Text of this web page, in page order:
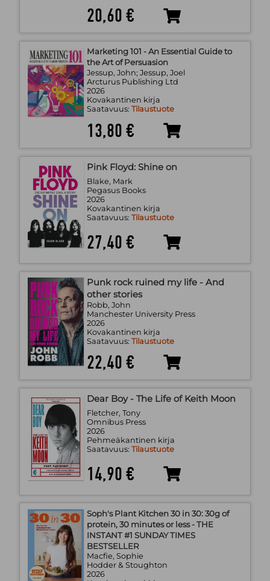
20,60 €
Marketing 101 - An Essential Guide to
the Art of Persuasion
Jessup, John; Jessup, Joel
Arcturus Publishing Ltd
2026
Kovakantinen kirja
Saatavuus: Tilaustuote
13,80 €
Pink Floyd: Shine on
Blake, Mark
Pegasus Books
2026
Kovakantinen kirja
Saatavuus: Tilaustuote
27,40 €
Punk rock ruined my life - And
other stories
Robb, John
Manchester University Press
2026
Kovakantinen kirja
Saatavuus: Tilaustuote
22,40 €
Dear Boy - The Life of Keith Moon
Fletcher, Tony
Omnibus Press
2026
Pehmeäkantinen kirja
Saatavuus: Tilaustuote
14,90 €
Soph's Plant Kitchen 30 in 30: 30g of
protein, 30 minutes or less - THE
INSTANT #1 SUNDAY TIMES
BESTSELLER
Macfie, Sophie
Hodder & Stoughton
2026